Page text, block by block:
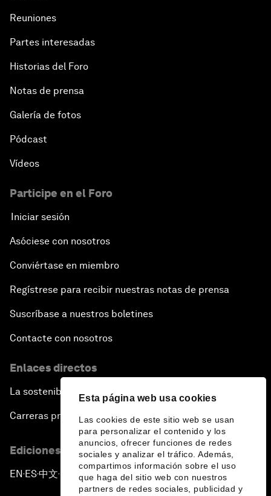
Esta página web usa cookies
Las cookies de este sitio web se usan
para personalizar el contenido y los
anuncios, ofrecer funciones de redes
sociales y analizar el tráfico. Además,
compartimos información sobre el uso
que haga del sitio web con nuestros
partners de redes sociales, publicidad y
Reuniones
Partes interesadas
Historias del Foro
Notas de prensa
Galería de fotos
Pódcast
Vídeos
Participe en el Foro
Iniciar sesión
Asóciese con nosotros
Conviértase en miembro
Regístrese para recibir nuestras notas de prensa
Suscríbase a nuestros boletines
Contacte con nosotros
Enlaces directos
La sostenibilidad en el Foro
Carreras profesionales
Ediciones en otros idiomas
EN ▪ES▪中文▪ 日本語